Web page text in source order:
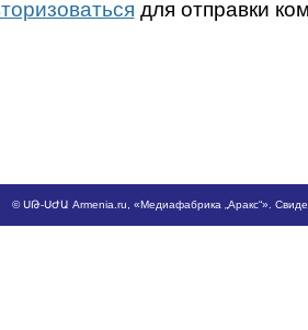
для отправки
©ՍԹ-ՍԺԱ Armenia.ru , «Медиафабрика „Аракс“».